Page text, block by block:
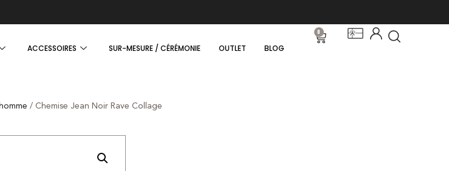
ACCESSOIRES SUR-MESURE / CÉRÉMONIE OUTLET BLOG
0
/ Chemise Jean Noir Rave Collage